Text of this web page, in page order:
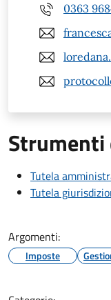
0363
Tutela
Tutela
Argomenti:
Imposte